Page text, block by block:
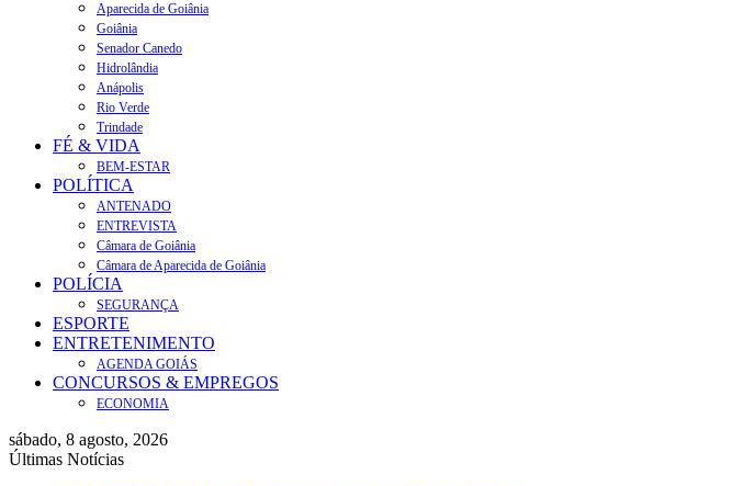
Aparecida de Goiânia
Goiânia
Senador Canedo
Hidrolândia
Anápolis
Rio Verde
Trindade
FÉ & VIDA
BEM-ESTAR
POLÍTICA
ANTENADO
ENTREVISTA
Câmara de Goiânia
Câmara de Aparecida de Goiânia
POLÍCIA
SEGURANÇA
ESPORTE
ENTRETENIMENTO
AGENDA GOIÁS
CONCURSOS & EMPREGOS
ECONOMIA
sábado, 8 agosto, 2026
Últimas Notícias